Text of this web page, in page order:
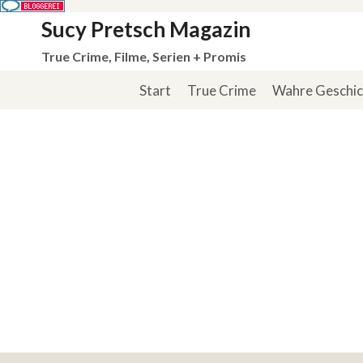
springen
Sucy Pretsch Magazin
True Crime, Filme, Serien + Promis
Start True Crime Wahre